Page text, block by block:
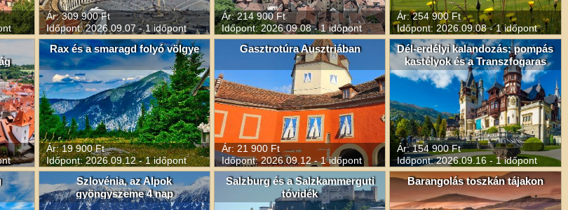
Ár: 309 900 Ft
Időpont: 2026.09.07 - 1 időpont
Ár: 214 900 Ft
Időpont: 2026.09.08 - 1 időpont
Ár: 254 900 Ft
Időpont: 2026.09.08 - 1 időpont
Rax és a smaragd folyó völgye
Ár: 19 900 Ft
Időpont: 2026.09.12 - 1 időpont
Gasztrotúra Ausztriában
Ár: 21 900 Ft
Időpont: 2026.09.12 - 1 időpont
Dél-erdélyi kalandozás: pompás
kastélyok és a Transzfogaras
Ár: 154 900 Ft
Időpont: 2026.09.16 - 1 időpont
Szlovénia, az Alpok
gyöngyszeme 4 nap
Salzburg és a Salzkammerguti
tóvidék
Barangolás toszkán tájakon